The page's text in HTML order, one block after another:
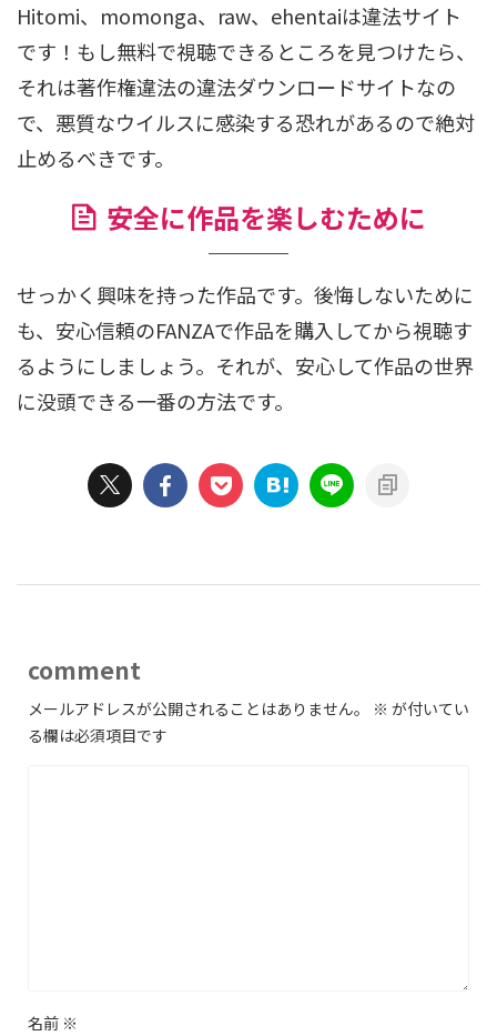
Hitomi、momonga、raw、ehentaiは違法サイト
です！もし無料で視聴できるところを見つけたら、
それは著作権違法の違法ダウンロードサイトなの
で、悪質なウイルスに感染する恐れがあるので絶対
止めるべきです。
安全に作品を楽しむために
せっかく興味を持った作品です。後悔しないために
も、安心信頼のFANZAで作品を購入してから視聴す
るようにしましょう。それが、安心して作品の世界
に没頭できる一番の方法です。
comment
メールアドレスが公開されることはありません。 ※ が付いてい
る欄は必須項目です
名前 ※